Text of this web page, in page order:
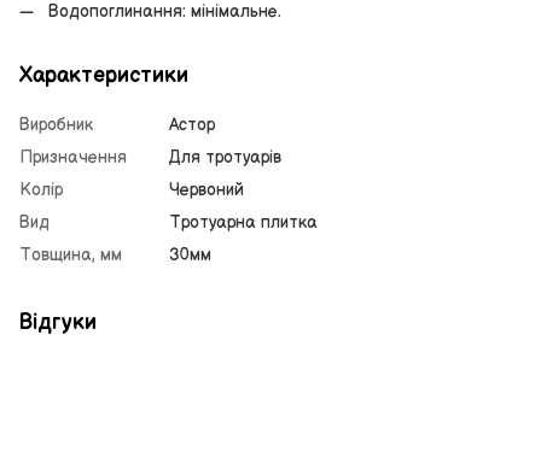
Водопоглинання: мінімальне.
Характеристики
Виробник
Астор
Призначення
Для тротуарів
Колір
Червоний
Вид
Тротуарна плитка
Товщина, мм
30мм
Відгуки